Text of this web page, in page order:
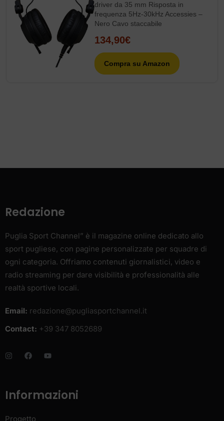
driver da 35 mm Risposta in
frequenza 5Hz-30kHz Accessies –
Nero Cavo staccabile
134,90€
Compra su Amazon
Redazione
Puglia Sport Channel” è il magazine online dedicato allo
sport pugliese, con pagine personalizzate per squadre di
ogni categoria. Offriamo contenuti giornalistici, video e
radio streaming per dare visibilità e professionalità alle
realtà sportive locali.
Email: redazione@pugliasportchannel.it
Contact: +39 347 8052689
Informazioni
Progetto